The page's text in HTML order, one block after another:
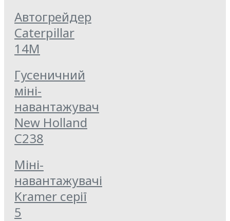
Автогрейдер
Caterpillar
14M
Гусеничний
міні-
навантажувач
New Holland
C238
Міні-
навантажувачі
Kramer серії
5